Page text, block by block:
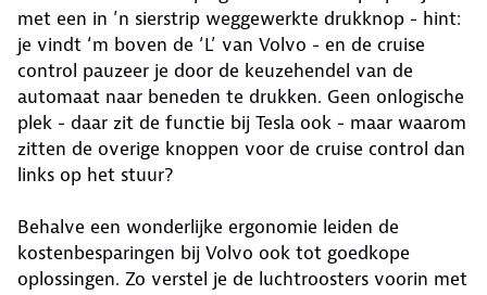
met een in ’n sierstrip weggewerkte drukknop - hint:
je vindt ‘m boven de ‘L’ van Volvo - en de cruise
control pauzeer je door de keuzehendel van de
automaat naar beneden te drukken. Geen onlogische
plek - daar zit de functie bij Tesla ook - maar waarom
zitten de overige knoppen voor de cruise control dan
links op het stuur?
Behalve een wonderlijke ergonomie leiden de
kostenbesparingen bij Volvo ook tot goedkope
oplossingen. Zo verstel je de luchtroosters voorin met